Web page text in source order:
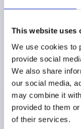
This website uses
We use cookies to
provide social
We also share
our social media,
may combine it
provided to them
of their services.
BOTÓN
CON ROSCA
ROSCA=M8